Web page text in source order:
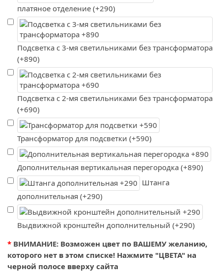
платяное отделение (+290)
Подсветка с 3-мя светильниками без трансформатора
(+890)
Подсветка с 2-мя светильниками без трансформатора
(+690)
Трансформатор для подсветки (+590)
Дополнительная вертикальная перегородка (+890)
Штанга
дополнительная (+290)
Выдвижной кронштейн дополнительный (+290)
ВНИМАНИЕ: Возможен цвет по ВАШЕМУ желанию,
которого нет в этом списке! Нажмите "ЦВЕТА" на
черной полосе вверху сайта